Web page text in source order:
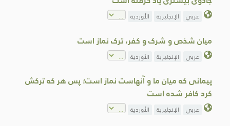
عربي الإنجليزية الأوردية
میان شخص و شرک و کفر، ترک نماز است
عربي الإنجليزية الأوردية
پیمانی که میان ما و آنهاست نماز است؛ پس هر که ترکش
كرد کافر شده است
عربي الإنجليزية الأوردية